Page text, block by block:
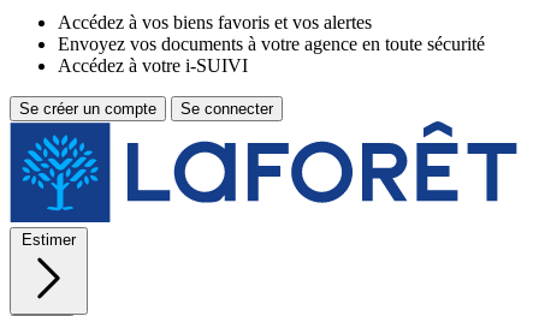
Accédez à vos biens favoris et vos alertes
Envoyez vos documents à votre agence en toute sécurité
Accédez à votre i-SUIVI
Se créer un compte Se connecter
Estimer